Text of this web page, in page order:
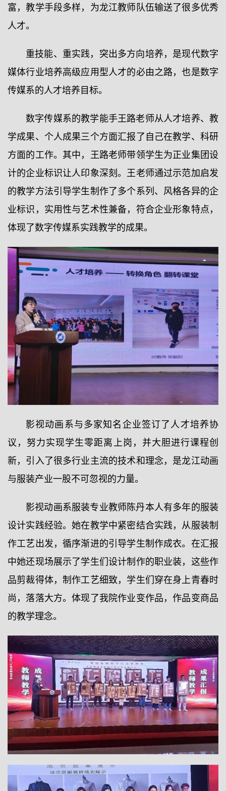
富，教学手段多样，为龙江教师队伍输送了很多优秀
人才。
重技能、重实践，突出多方向培养，是现代数字
媒体行业培养高级应用型人才的必由之路，也是数字
传媒系的人才培养目标。
数字传媒系的教学能手王路老师从人才培养、教
学成果、个人成果三个方面汇报了自己在教学、科研
方面的工作。其中，王路老师带领学生为正业集团设
计的企业标识让人印象深刻。王老师通过示范加启发
的教学方法引导学生制作了多个系列、风格各异的企
业标识，实用性与艺术性兼备，符合企业形象特点，
体现了数字传媒系实践教学的成果。
影视动画系与多家知名企业签订了人才培养协
议，努力实现学生零距离上岗，并大胆进行课程创
新，引入了很多行业主流的技术和理念，是龙江动画
与服装产业一股不可忽视的力量。
影视动画系服装专业教师陈丹本人有多年的服装
设计实践经验。她在教学中紧密结合实践，从服装制
作工艺出发，循序渐进的引导学生制作成衣。在汇报
中她还现场展示了学生们设计制作的职业装，这些作
品剪裁得体，制作工艺细致，学生们穿在身上青春时
尚，落落大方。体现了我院作业变作品，作品变商品
的教学理念。